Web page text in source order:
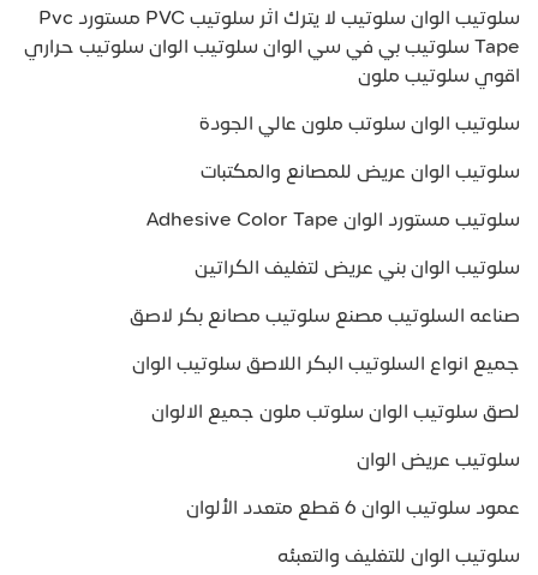
سلوتيب الوان سلوتيب لا يترك اثر سلوتيب PVC مستورد Pvc
Tape سلوتيب بي في سي الوان سلوتيب الوان سلوتيب حراري
اقوي سلوتيب ملون
سلوتيب الوان سلوتب ملون عالي الجودة
سلوتيب الوان عريض للمصانع والمكتبات
سلوتيب مستورد الوان Adhesive Color Tape
سلوتيب الوان بني عريض لتغليف الكراتين
صناعه السلوتيب مصنع سلوتيب مصانع بكر لاصق
جميع انواع السلوتيب البكر اللاصق سلوتيب الوان
لصق سلوتيب الوان سلوتب ملون جميع الالوان
سلوتيب عريض الوان
عمود سلوتيب الوان 6 قطع متعدد الألوان
سلوتيب الوان للتغليف والتعبئه